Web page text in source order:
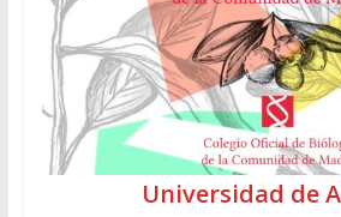
Universidad de